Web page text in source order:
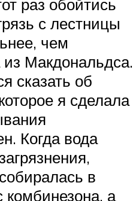
раз обойтись
с лестницы
чем
Макдональдса.
сказать об
я сделала
Когда вода
в
комбинезона, а